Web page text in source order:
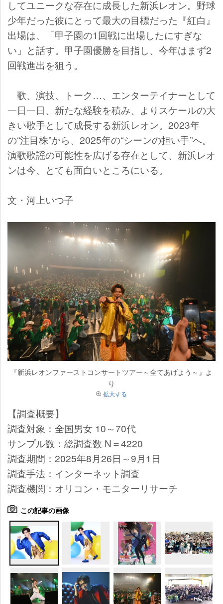
してユニークな存在に成長した新浜レオン。野球
少年だった彼にとって最大の目標だった『紅白』
出場は、「甲子園の1回戦に出場したにすぎな
い」と話す。甲子園優勝を目指し、今年はまず2
回戦進出を狙う。
歌、演技、トーク…、エンターテイナーとして
一日一日、新たな経験を積み、よりスケールの大
きい歌手として成長する新浜レオン。2023年
の“注目株”から、2025年の“シーンの担い手”へ。
演歌歌謡の可能性を広げる存在として、新浜レオ
ンは今、とても面白いところにいる。
文・河上いつ子
『新浜レオンファーストコンサートツアー～全てあげよう～』よ
り
拡大する
【調査概要】
調査対象：全国男女 10～70代
サンプル数：総調査数 N＝4220
調査期間：2025年8月26日～9月1日
調査手法：インターネット調査
調査機関：オリコン・モニターリサーチ
この記事の画像